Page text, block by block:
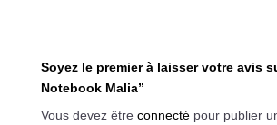
Soyez le premier à laisser votre avis
Notebook Malia”
Vous devez être connecté pour publier